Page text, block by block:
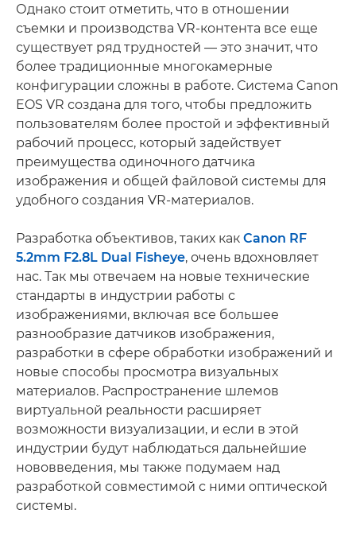
Однако стоит отметить, что в отношении
съемки и производства VR-контента все еще
существует ряд трудностей — это значит, что
более традиционные многокамерные
конфигурации сложны в работе. Система Canon
EOS VR создана для того, чтобы предложить
пользователям более простой и эффективный
рабочий процесс, который задействует
преимущества одиночного датчика
изображения и общей файловой системы для
удобного создания VR-материалов.
Разработка объективов, таких как Canon RF
5.2mm F2.8L Dual Fisheye, очень вдохновляет
нас. Так мы отвечаем на новые технические
стандарты в индустрии работы с
изображениями, включая все большее
разнообразие датчиков изображения,
разработки в сфере обработки изображений и
новые способы просмотра визуальных
материалов. Распространение шлемов
виртуальной реальности расширяет
возможности визуализации, и если в этой
индустрии будут наблюдаться дальнейшие
нововведения, мы также подумаем над
разработкой совместимой с ними оптической
системы.